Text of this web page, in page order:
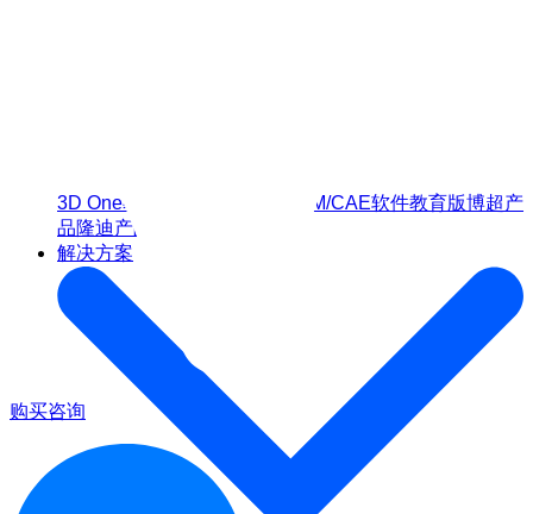
3D One教学实训软件 CAD/CAM/CAE软件教育版博超产
品隆迪产品
解决方案
购买咨询